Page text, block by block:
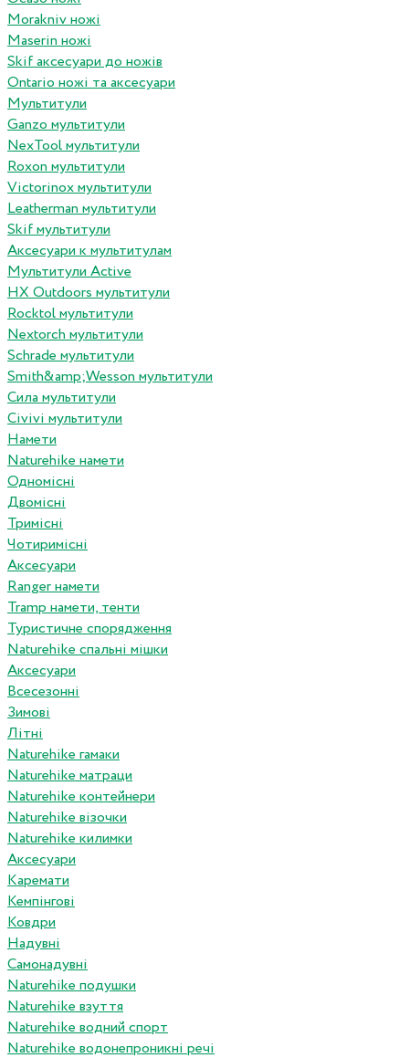
Morakniv ножі
Maserin ножі
Skif аксесуари до ножів
Ontario ножі та аксесуари
Мультитули
Ganzo мультитули
NexTool мультитули
Roxon мультитули
Victorinox мультитули
Leatherman мультитули
Skif мультитули
Аксесуари к мультитулам
Мультитули Active
HX Outdoors мультитули
Rocktol мультитули
Nextorch мультитули
Schrade мультитули
Smith&amp;Wesson мультитули
Сила мультитули
Civivi мультитули
Намети
Naturehike намети
Одномісні
Двомісні
Тримісні
Чотиримісні
Аксесуари
Ranger намети
Tramp намети, тенти
Туристичне спорядження
Naturehike спальні мішки
Аксесуари
Всесезонні
Зимові
Літні
Naturehike гамаки
Naturehike матраци
Naturehike контейнери
Naturehike візочки
Naturehike килимки
Аксесуари
Каремати
Кемпінгові
Ковдри
Надувні
Самонадувні
Naturehike подушки
Naturehike взуття
Naturehike водний спорт
Naturehike водонепроникні речі